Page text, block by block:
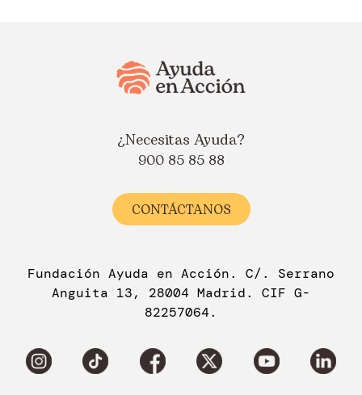
¿Necesitas Ayuda?
900 85 85 88
CONTÁCTANOS
Fundación Ayuda en Acción. C/. Serrano
Anguita 13, 28004 Madrid. CIF G-
82257064.